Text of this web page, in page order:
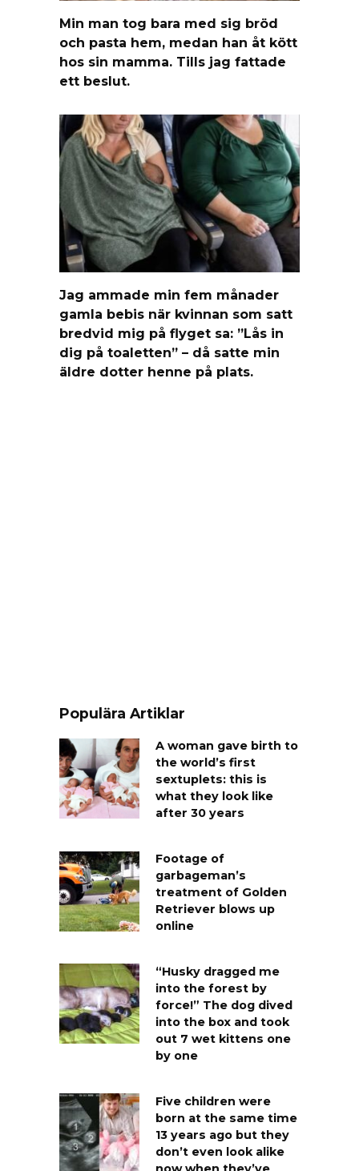
Min man tog bara med sig bröd
och pasta hem, medan han åt kött
hos sin mamma. Tills jag fattade
ett beslut.
Jag ammade min fem månader
gamla bebis när kvinnan som satt
bredvid mig på flyget sa: ”Lås in
dig på toaletten” – då satte min
äldre dotter henne på plats.
Populära Artiklar
A woman gave birth to
the world’s first
sextuplets: this is
what they look like
after 30 years
Footage of
garbageman’s
treatment of Golden
Retriever blows up
online
“Husky dragged me
into the forest by
force!” The dog dived
into the box and took
out 7 wet kittens one
by one
Five children were
born at the same time
13 years ago but they
don’t even look alike